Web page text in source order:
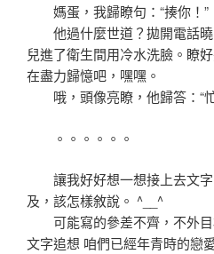
媽蛋，我歸瞭句：“揍你！”
他過什麼世道？拋開電話曉
兒進了衛生間用冷水洗臉。瞭
在盡力歸憶吧，嘿嘿。
哦，頭像亮瞭，他歸答：“
。。。。。。
讓我好好想一想接上去文字
及，該怎樣敘說。 ^__^
可能寫的參差不齊，不外目
文字追想 咱們已經年青時的戀